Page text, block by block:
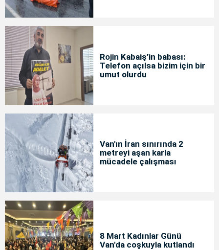
Rojin Kabaiş’in babası:
Telefon açılsa bizim için bir
umut olurdu
Van'ın İran sınırında 2
metreyi aşan karla
mücadele çalışması
8 Mart Kadınlar Günü
Van'da coşkuyla kutlandı